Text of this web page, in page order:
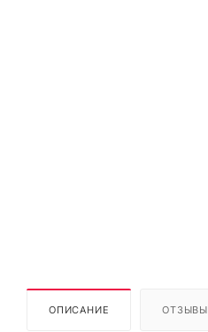
ОПИСАНИЕ ОТЗЫВЫ